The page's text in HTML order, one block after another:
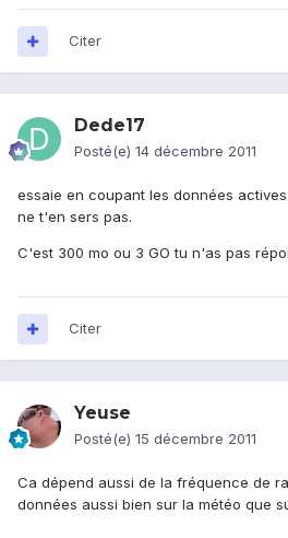
Citer
Dede17
Posté(e) 14 décembre 2011
essaie en coupant les données
ne t'en sers pas.
C'est 300 mo ou 3 GO tu n'as pas
Citer
Yeuse
Posté(e) 15 décembre 2011
Ca dépend aussi de la fréquence de
données aussi bien sur la météo que